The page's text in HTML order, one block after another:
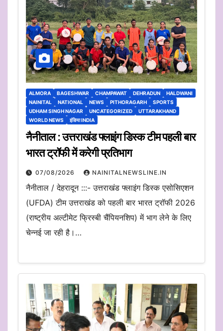
ALMORA BAGESHWAR CHAMPAWAT DEHRADUN
HALDWANI
NAINITAL
NATIONAL NEWS PITHORAGARH
SPORTS
UDHAM SINGH NAGAR
UNCATEGORIZED
UTTARAKHAND
WORLD NEWS
इंडिया INDIA
नैनीताल : उत्तराखंड फ्लाइंग डिस्क टीम पहली बार
भारत ट्रॉफी में करेगी प्रतिभाग
07/08/2026 NAINITALNEWSLINE.IN
नैनीताल / देहरादून :::- उत्तराखंड फ्लाइंग डिस्क एसोसिएशन
(UFDA) टीम उत्तराखंड को पहली बार भारत ट्रॉफी 2026
(राष्ट्रीय अल्टीमेट फ्रिस्बी चैंपियनशिप) में भाग लेने के लिए
चेन्नई जा रही है।…